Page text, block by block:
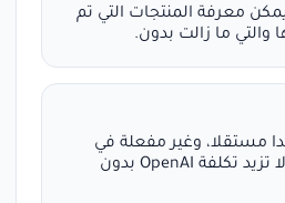
معرفة المنتجات التي تم
وغير مفعلة في
الباقة الأساسية حتى لا تزيد تكلفة OpenAI بدون